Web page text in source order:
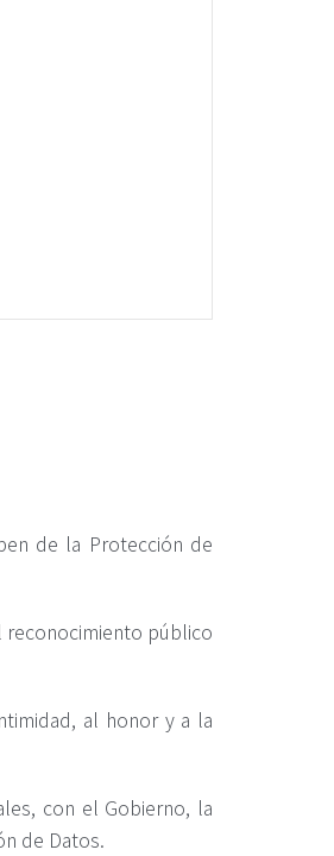
de la Protección de
reconocimiento público
al honor y a la
con el Gobierno, la
de Datos.